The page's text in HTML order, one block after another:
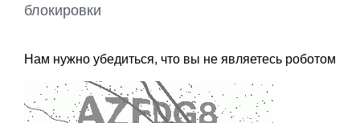
блокировки
Нам нужно убедиться, что вы не являетесь роботом